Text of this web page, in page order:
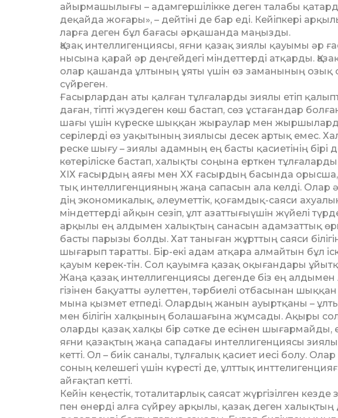
айырмашылығы – адамгершілікке деген та­лабы
деқайда жоғары», – дейтіні де бар еді. Кейіпкері
лар­ға деген бұл бағасы әрқашанда маңызды.
Қазақ интеллигенциясы, яғни қазақ зиялы қауы­мы әр
нысына қарай әр деңгейдегі міндеттерді атқарды.
олар қашанда ұлтының ұяты үшін өз заманының озық
сүйреген.
Ғасырлардан аты қалған тұлғаларды зиялы етіп
даған, тіпті жүздеген көш бастап, сөз ұстағандар
шағы үшін күреске шыққан жыраулар мен
сері­лерді өз уақытының зиялысы десек артық емес.
реске шығу – зиялы адамның ең басты қасие­ті­нің бірі
көтеріліске бастап, халықты соңына ерткен
ХІХ ғасырдың аяғы мен ХХ ғасырдың ба­сында
тық интеллигенцияның жаңа сапасын ала кел­ді. Олар
дің экономикалық, әлеуметтік, қоғамдық-сая­си
міндеттерді айқын сезіп, ұлт азаттығыүшін жүйе­лі
арқылы ең алдымен халықтың санасын адамзаттық
басты парызы болды. Хат таныған жұрт­тың саяси
шығарып таратты. Бір-екі адам ат­қара алмайтын бұл
қауым керек-тін. Сол қауым­ға­ қазақ оқығандары
Жаңа қазақ интеллигенциясы дегенде біз ең
гізінен бақуатты әулеттен, тәрбиелі отбасынан
мына қызмет етпеді. Олардың жанын ауырт­қаны –
мен білігін халқының болашағына жұмсады. Ақыры
олар­ды қазақ халқы бір сәтке де есінен
яғ­ни қазақтың жаңа сападағы интеллигенциясы
кет­ті. Ол – биік саналы, тұлғалық қасиет иесі болу.
соның келешегі үшін күресті де, ұлттық
айғақтап кетті.
Кейін кеңестік, тоталитарлық саясат жүргізіл­ген
пен өнерді алға сүйреу арқылы, қазақ деген